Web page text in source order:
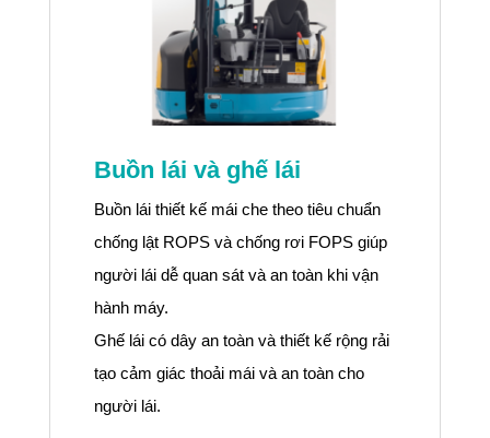
Buồn lái và ghế lái
Buồn lái thiết kế mái che theo tiêu chuẩn
chống lật ROPS và chống rơi FOPS giúp
người lái dễ quan sát và an toàn khi vận
hành máy.
Ghế lái có dây an toàn và thiết kế rộng rải
tạo cảm giác thoải mái và an toàn cho
người lái.